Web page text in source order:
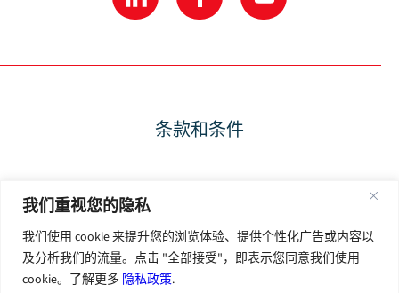
我们重视您的隐私
我们使用 cookie 来提升您的浏览体验、提供个性化广告或内容以
及分析我们的流量。点击 "全部接受"，即表示您同意我们使用
cookie。了解更多 隐私政策.
条款和条件
使用条款